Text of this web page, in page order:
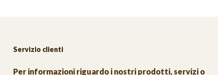
Servizio clienti
Per informazioni riguardo i nostri prodotti, servizi o